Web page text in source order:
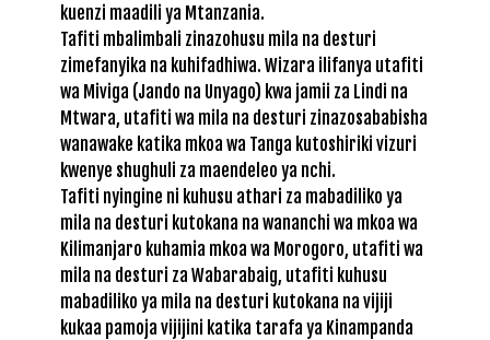
kuenzi maadili ya Mtanzania.
Tafiti mbalimbali zinazohusu mila na desturi
zimefanyika na kuhifadhiwa. Wizara ilifanya utafiti
wa Miviga (Jando na Unyago) kwa jamii za Lindi na
Mtwara, utafiti wa mila na desturi zinazosababisha
wanawake katika mkoa wa Tanga kutoshiriki vizuri
kwenye shughuli za maendeleo ya nchi.
Tafiti nyingine ni kuhusu athari za mabadiliko ya
mila na desturi kutokana na wananchi wa mkoa wa
Kilimanjaro kuhamia mkoa wa Morogoro, utafiti wa
mila na desturi za Wabarabaig, utafiti kuhusu
mabadiliko ya mila na desturi kutokana na vijiji
kukaa pamoja vijijini katika tarafa ya Kinampanda